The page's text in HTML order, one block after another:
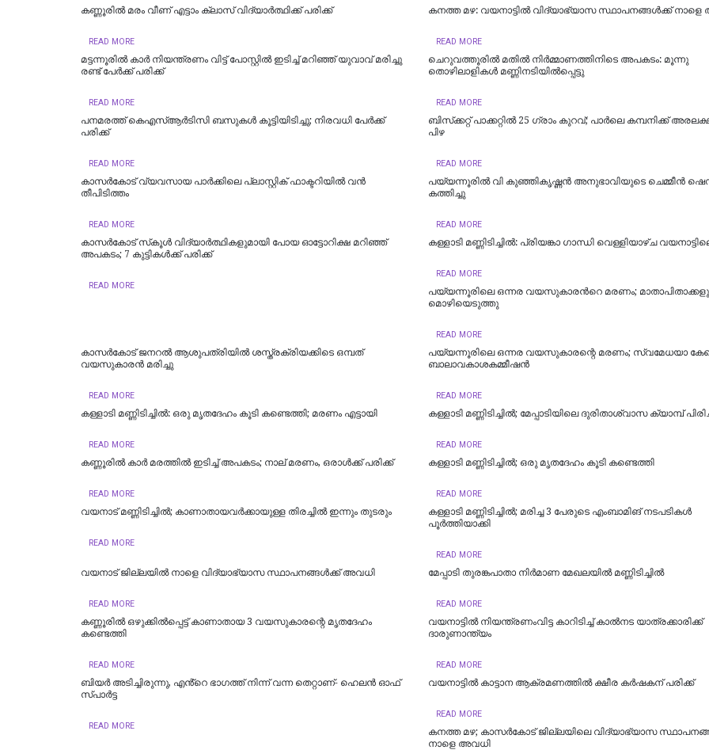
കണ്ണൂരിൽ മരം വീണ് എട്ടാം ക്ലാസ് വിദ്യാർത്ഥിക്ക് പരിക്ക്
READ MORE
കനത്ത മഴ: വയനാട്ടില്‍ വിദ്യാഭ്യാസ സ്ഥാപനങ്ങള്‍ക്ക് നാളെ
READ MORE
മട്ടന്നൂരിൽ കാർ നിയന്ത്രണം വിട്ട് പോസ്റ്റിൽ ഇടിച്ച് മറിഞ്ഞ് യുവാവ് മരിച്ചു
രണ്ട് പേര്‍ക്ക് പരിക്ക്
READ MORE
ചെറുവത്തൂരിൽ മതിൽ നിർമ്മാണത്തിനിടെ അപകടം: മൂന്നു
തൊഴിലാളികൾ മണ്ണിനടിയിൽപ്പെട്ടു
READ MORE
പനമരത്ത് കെഎസ്ആര്‍ടിസി ബസുകള്‍ കൂട്ടിയിടിച്ചു; നിരവധി പേര്‍ക്ക്
പരിക്ക്
READ MORE
ബിസ്‌ക്കറ്റ് പാക്കറ്റില്‍ 25 ഗ്രാം കുറവ്; പാര്‍ലെ കമ്പനിക്ക്
പിഴ
READ MORE
കാസർകോട് വ്യവസായ പാർക്കിലെ പ്ലാസ്റ്റിക് ഫാക്ടറിയിൽ വൻ
തീപിടിത്തം
READ MORE
പയ്യന്നൂരിൽ വി കുഞ്ഞികൃഷ്ണൻ അനുഭാവിയുടെ ചെമ്മീൻ
കത്തിച്ചു
READ MORE
കാസര്‍കോട് സ്‌കൂള്‍ വിദ്യാർത്ഥികളുമായി പോയ ഓട്ടോറിക്ഷ മറിഞ്ഞ്
അപകടം; 7 കുട്ടികള്‍ക്ക് പരിക്ക്
READ MORE
കള്ളാ‌ടി മണ്ണിടിച്ചിൽ: പ്രിയങ്കാ ഗാന്ധി വെള്ളിയാഴ്ച
READ MORE
പയ്യന്നൂരിലെ ഒന്നര വയസുകാരന്‍റെ മരണം;
മൊഴിയെടുത്തു
READ MORE
കാസര്‍കോട് ജനറല്‍ ആശുപത്രിയില്‍ ശസ്ത്രക്രിയക്കിടെ ഒമ്പത്
വയസുകാരന്‍ മരിച്ചു
READ MORE
പയ്യന്നൂരിലെ ഒന്നര വയസുകാരന്റെ മരണം; സ്വമേധയാ
ബാലാവകാശകമ്മീഷൻ
READ MORE
കള്ളാടി മണ്ണിടിച്ചിൽ: ഒരു മൃതദേഹം കൂടി കണ്ടെത്തി; മരണം എട്ടായി
READ MORE
കള്ളാടി മണ്ണിടിച്ചിൽ; മേപ്പാടിയിലെ ദുരിതാശ്വാസ ക്യാമ്പ്
READ MORE
കണ്ണൂരില്‍ കാര്‍ മരത്തില്‍ ഇടിച്ച് അപകടം; നാല് മരണം, ഒരാള്‍ക്ക് പരിക്ക്
READ MORE
കള്ളാടി മണ്ണിടിച്ചില്‍; ഒരു മൃതദേഹം കൂടി കണ്ടെത്തി
READ MORE
വയനാട് മണ്ണിടിച്ചില്‍; കാണാതായവര്‍ക്കായുള്ള തിരച്ചില്‍ ഇന്നും തുടരും
READ MORE
കള്ളാടി മണ്ണിടിച്ചിൽ; മരിച്ച 3 പേരുടെ എംബാമിങ് നടപടികൾ
പൂർത്തിയാക്കി
READ MORE
വയനാട് ജില്ലയില്‍ നാളെ വിദ്യാഭ്യാസ സ്ഥാപനങ്ങള്‍ക്ക് അവധി
READ MORE
മേപ്പാടി തുരങ്കപാതാ നിർമാണ മേഖലയിൽ മണ്ണിടിച്ചിൽ
READ MORE
കണ്ണൂരില്‍ ഒഴുക്കില്‍പ്പെട്ട് കാണാതായ 3 വയസുകാരന്റെ മൃതദേഹം
കണ്ടെത്തി
READ MORE
വയനാട്ടിൽ നിയന്ത്രണംവിട്ട കാറിടിച്ച് കാൽനട യാത്രക്കാരിക്ക്
ദാരുണാന്ത്യം
READ MORE
ബിയർ അടിച്ചിരുന്നു, എൻ്റെ ഭാഗത്ത് നിന്ന് വന്ന തെറ്റാണ്- ഹെലൻ ഓഫ്
സ്പാർട്ട
READ MORE
വയനാട്ടിൽ കാട്ടാന ആക്രമണത്തിൽ ക്ഷീര കർഷകന് പരിക്ക്
READ MORE
കനത്ത മഴ; കാസര്‍കോട് ജില്ലയിലെ വിദ്യാഭ്യാസ
നാളെ അവധി